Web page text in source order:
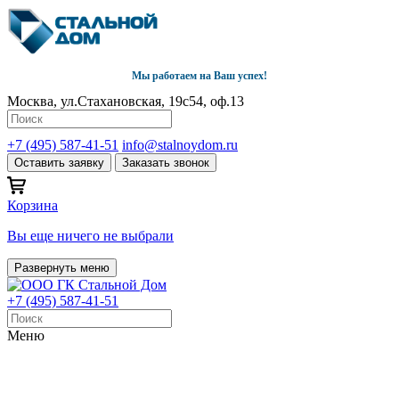
Мы работаем на Ваш успех!
Москва, ул.Стахановская, 19с54, оф.13
+7 (495) 587-41-51 info@stalnoydom.ru
Оставить заявку Заказать звонок
Корзина
Вы еще ничего не выбрали
Развернуть меню
+7 (495) 587-41-51
Меню